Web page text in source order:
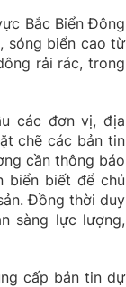
Bắc Biển Đông
sóng biển cao từ
rải rác, trong
các đơn vị, địa
chẽ các bản tin
cần thông báo
biển biết để chủ
Đồng thời duy
sàng lực lượng,
cấp bản tin dự